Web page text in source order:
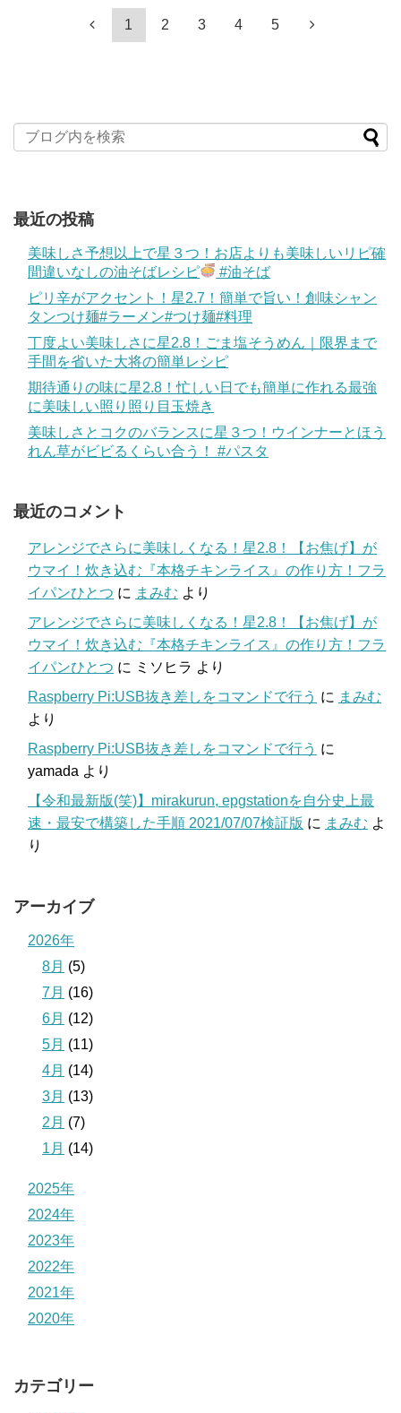
1 2 3 4 5
最近の投稿
美味しさ予想以上で星３つ！お店よりも美味しいリピ確
間違いなしの油そばレシピ
#油そば
ピリ辛がアクセント！星2.7！簡単で旨い！創味シャン
タンつけ麺#ラーメン#つけ麺#料理
丁度よい美味しさに星2.8！ごま塩そうめん｜限界まで
手間を省いた大将の簡単レシピ
期待通りの味に星2.8！忙しい日でも簡単に作れる最強
に美味しい照り照り目玉焼き
美味しさとコクのバランスに星３つ！ウインナーとほう
れん草がビビるくらい合う！ #パスタ
最近のコメント
アレンジでさらに美味しくなる！星2.8！【お焦げ】が
ウマイ！炊き込む『本格チキンライス』の作り方！フラ
イパンひとつ に まみむ より
アレンジでさらに美味しくなる！星2.8！【お焦げ】が
ウマイ！炊き込む『本格チキンライス』の作り方！フラ
イパンひとつ に ミソヒラ より
Raspberry Pi:USB抜き差しをコマンドで行う に まみむ
より
Raspberry Pi:USB抜き差しをコマンドで行う に
yamada より
【令和最新版(笑)】mirakurun, epgstationを自分史上最
速・最安で構築した手順 2021/07/07検証版 に まみむ よ
り
アーカイブ
2026年
8月 (5)
7月 (16)
6月 (12)
5月 (11)
4月 (14)
3月 (13)
2月 (7)
1月 (14)
2025年
2024年
2023年
2022年
2021年
2020年
カテゴリー